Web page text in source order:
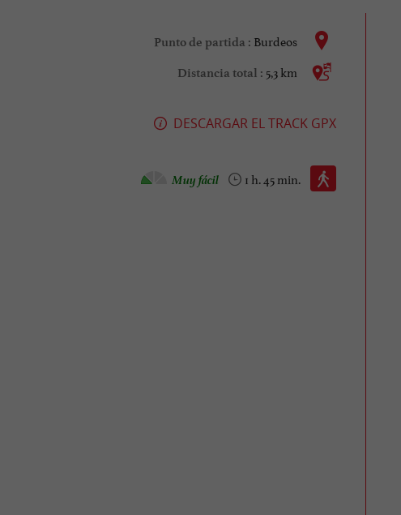
Punto de partida : Burdeos
Distancia total : 5,3 km
DESCARGAR EL TRACK GPX
Caminata :
1 h. 45 min.
Muy fácil